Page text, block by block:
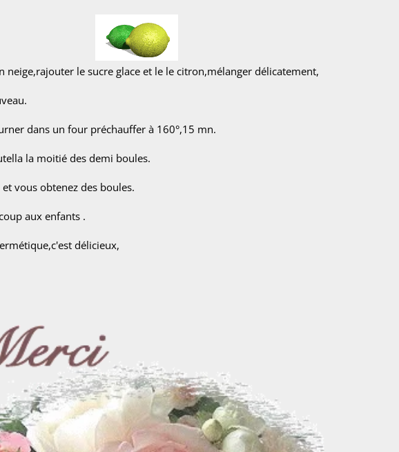
neige,rajouter le sucre glace et le le citron,mélanger délicatement,
dans un four préchauffer à 160°,15 mn.
la moitié des demi boules.
vous obtenez des boules.
aux enfants .
délicieux,